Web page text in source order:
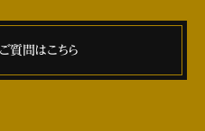
質問はこちら